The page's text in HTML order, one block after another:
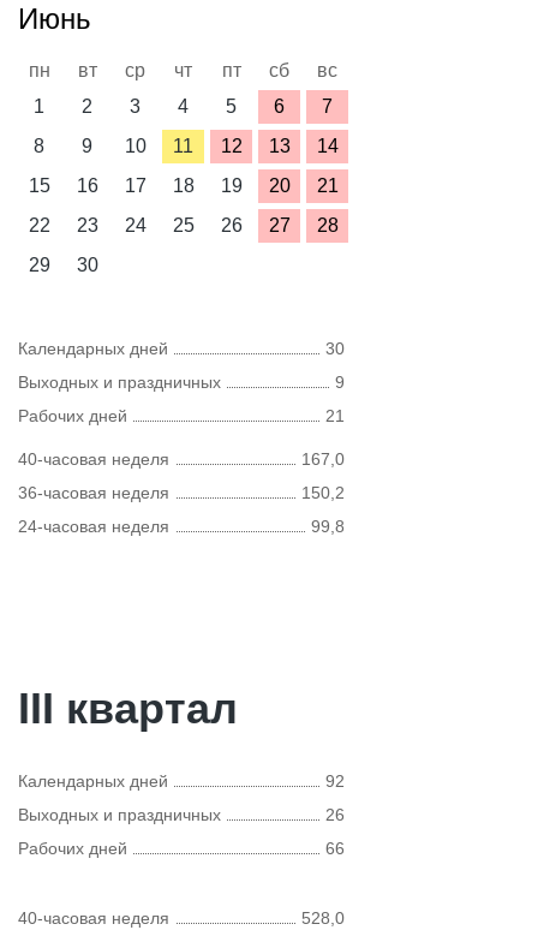
Июнь
пн вт ср чт пт сб
вс
1
2 3 4 5 6
7
8
9 10 11 12 13
14
15
16 17 18 19 20
21
22
23 24 25 26 27
28
29
30
Календарных дней
30
Выходных и праздничных
9
Рабочих дней
21
40-часовая неделя
167,0
36-часовая неделя
150,2
24-часовая неделя
99,8
III квартал
Календарных дней
92
Выходных и праздничных
26
Рабочих дней
66
40-часовая неделя 528,0